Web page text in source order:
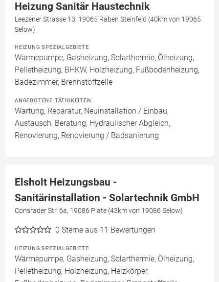
Heizung Sanitär Haustechnik
Leezener Strasse 13, 19065 Raben Steinfeld (40km von 19065
Selow)
HEIZUNG SPEZIALGEBIETE
Wärmepumpe, Gasheizung, Solarthermie, Ölheizung,
Pelletheizung, BHKW, Holzheizung, Fußbodenheizung,
Badezimmer, Brennstoffzelle
ANGEBOTENE TÄTIGKEITEN
Wartung, Reparatur, Neuinstallation / Einbau,
Austausch, Beratung, Hydraulischer Abgleich,
Renovierung, Renovierung / Badsanierung
Elsholt Heizungsbau -
Sanitärinstallation - Solartechnik GmbH
Consrader Str. 6a, 19086 Plate (43km von 19086 Selow)
0 Sterne aus 11 Bewertungen
HEIZUNG SPEZIALGEBIETE
Wärmepumpe, Gasheizung, Solarthermie, Ölheizung,
Pelletheizung, Holzheizung, Heizkörper,